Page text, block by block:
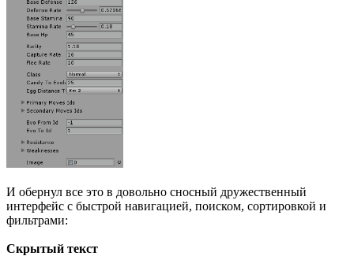
И обернул все это в довольно сносный дружественный
интерфейс с быстрой навигацией, поиском, сортировкой и
фильтрами:
Скрытый текст